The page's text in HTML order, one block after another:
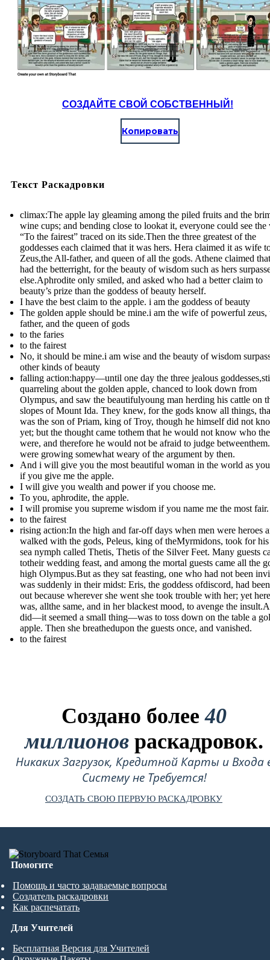
СОЗДАЙТЕ СВОЙ СОБСТВЕННЫЙ!
Копировать
Текст Раскадровки
climax:The apple lay gleaming among the piled fruits and the
wine cups; and bending close to lookat it, everyone could see the
“To the fairest” traced on its side.Then the three greatest of the
goddesses each claimed that it was hers. Hera claimed it as wife
Zeus,the All-father, and queen of all the gods. Athene claimed
had the betterright, for the beauty of wisdom such as hers
else.Aphrodite only smiled, and asked who had a better claim to
beauty’s prize than the goddess of beauty herself.
I have the best claim to the apple. i am the goddess of beauty
The golden apple should be mine.i am the wife of powerful zeus,
father, and the queen of gods
to the faries
to the fairest
No, it should be mine.i am wise and the beauty of wisdom
other kinds of beauty
falling action:happy—until one day the three jealous
quarreling about the golden apple, chanced to look down from
Olympus, and saw the beautifulyoung man herding his cattle on
slopes of Mount Ida. They knew, for the gods know all things,
was the son of Priam, king of Troy, though he himself did not
yet; but the thought came tothem that he would not know who
were, and therefore he would not be afraid to judge
were growing somewhat weary of the argument by then.
And i will give you the most beautiful woman in the world as
if you give me the apple.
I will give you wealth and power if you choose me.
To you, aphrodite, the apple.
I will promise you supreme wisdom if you name me the most fair.
to the fairest
rising action:In the high and far-off days when men were heroes
walked with the gods, Peleus, king of theMyrmidons, took for
sea nymph called Thetis, Thetis of the Silver Feet. Many guests
totheir wedding feast, and among the mortal guests came all the
high Olympus.But as they sat feasting, one who had not been
was suddenly in their midst: Eris, the goddess ofdiscord, had
out because wherever she went she took trouble with her; yet
was, allthe same, and in her blackest mood, to avenge the
did—it seemed a small thing—was to toss down on the table a
apple. Then she breathedupon the guests once, and vanished.
to the fairest
Создано более40
миллионов раскадровок.
Никаких Загрузок, Кредитной Карты и Входа
Систему не Требуется!
СОЗДАТЬ СВОЮ ПЕРВУЮ РАСКАДРОВКУ
Помогите
Помощь и часто задаваемые вопросы
Создатель раскадровки
Как распечатать
Для Учителей
Бесплатная Версия для Учителей